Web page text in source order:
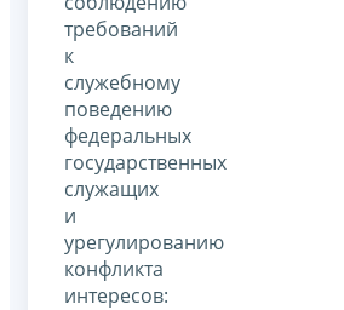
требований
к
служебному
поведению
федеральных
государственных
служащих
и
урегулированию
конфликта
интересов: